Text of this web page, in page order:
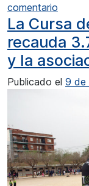
comentario
La Cursa
recauda
y la
Publicado el 9 de